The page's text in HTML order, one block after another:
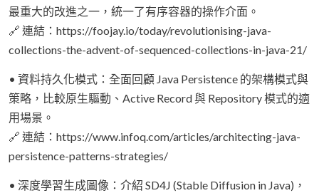
最重大的改進之一，統一了有序容器的操作介面。
🔗 連結：https://foojay.io/today/revolutionising-java-
collections-the-advent-of-sequenced-collections-in-java-21/
• 資料持久化模式：全面回顧 Java Persistence 的架構模式與
策略，比較原生驅動、Active Record 與 Repository 模式的適
用場景。
🔗 連結：https://www.infoq.com/articles/architecting-java-
persistence-patterns-strategies/
• 深度學習生成圖像：介紹 SD4J (Stable Diffusion in Java)，